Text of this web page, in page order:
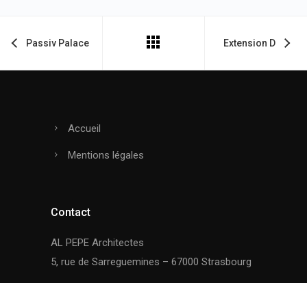
Passiv Palace Extension D
Accueil
Mentions légales
Contact
AL PEPE Architectes
5, rue de Sarreguemines – 67000 Strasbourg